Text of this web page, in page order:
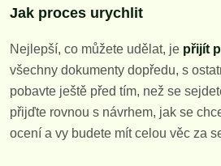
Jak proces urychlit
Nejlepší, co můžete udělat, je přijít
všechny dokumenty dopředu, s
pobavte ještě před tím, než se
přijďte rovnou s návrhem, jak se
ocení a vy budete mít celou věc za